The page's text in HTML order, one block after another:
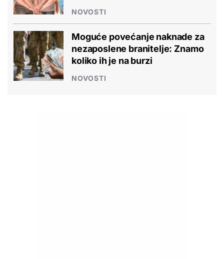
NOVOSTI
Moguće povećanje naknade za
nezaposlene branitelje: Znamo
koliko ih je na burzi
NOVOSTI